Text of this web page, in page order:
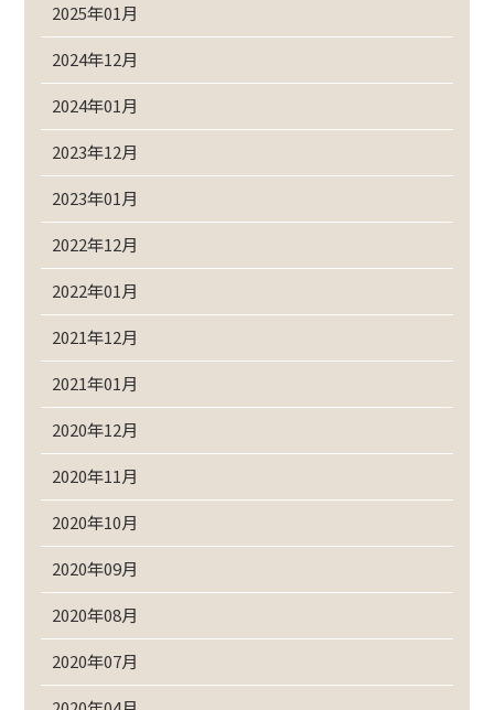
2025年01月
2024年12月
2024年01月
2023年12月
2023年01月
2022年12月
2022年01月
2021年12月
2021年01月
2020年12月
2020年11月
2020年10月
2020年09月
2020年08月
2020年07月